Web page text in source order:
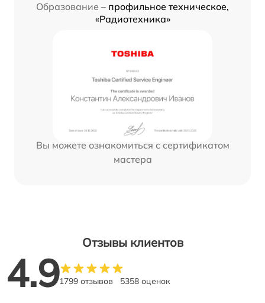
Образование – профильное техническое,
«Радиотехника»
Вы можете ознакомиться с сертификатом
мастера
Отзывы клиентов
4.91799 отзывов 5358 оценок